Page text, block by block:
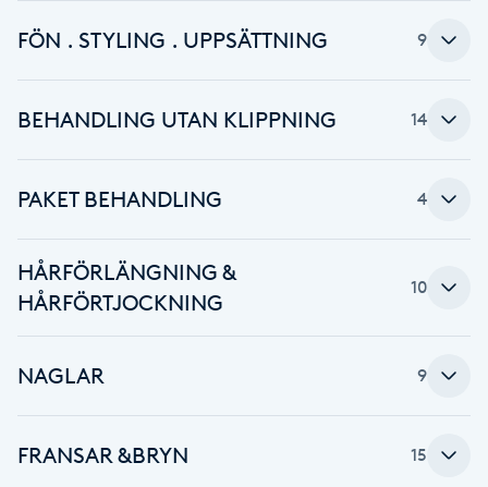
Frekvensterapi
Friskvård
Frisör
Funktionsanalys
Föning
G
FÖN . STYLING . UPPSÄTTNING 9
BEHANDLING UTAN KLIPPNING 14
PAKET BEHANDLING 4
HÅRFÖRLÄNGNING &
HÅRFÖRTJOCKNING
10
NAGLAR 9
FRANSAR &BRYN 15